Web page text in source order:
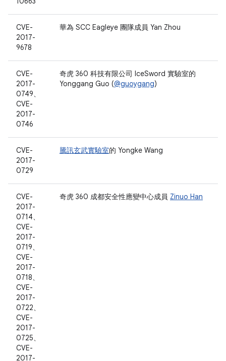
CVE-
2017-
9678
華為 SCC Eagleye 團隊成員 Yan Zhou
CVE-
2017-
0749、
CVE-
2017-
0746
奇虎 360 科技有限公司 IceSword 實驗室的
Yonggang Guo (@guoygang)
CVE-
2017-
0729
騰訊玄武實驗室的 Yongke Wang
CVE-
2017-
0714、
CVE-
2017-
0719、
CVE-
2017-
0718、
CVE-
2017-
0722、
CVE-
2017-
0725、
CVE-
2017-
奇虎 360 成都安全性應變中心成員 Zinuo Han